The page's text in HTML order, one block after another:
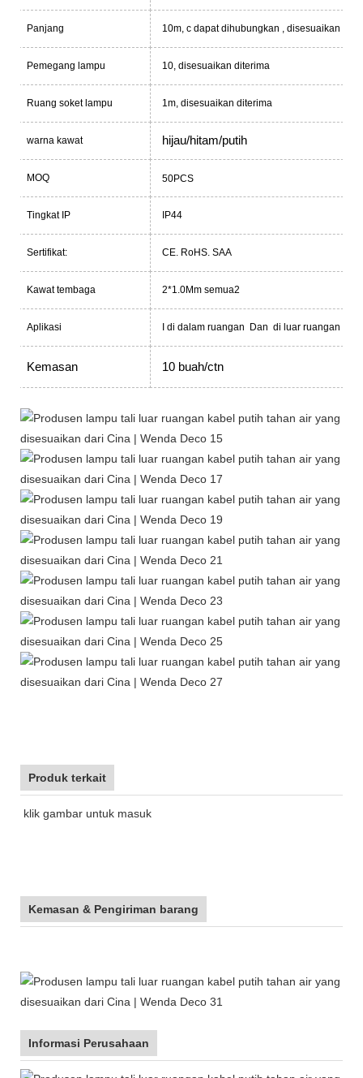
Panjang 10m, cdapat dihubungkan , disesuaikan
Pemegang lampu 10, disesuaikan diterima
Ruang soket lampu 1m, disesuaikan diterima
warna kawat hijau/hitam/putih
MOQ 50PCS
Tingkat IP IP44
Sertifikat: CE. RoHS.SAA
Kawat tembaga 2*1.0Mm semua2
Aplikasi I di dalam ruangan Dan di luar ruangan
Kemasan 10 buah/ctn
Produk terkait
klik gambar untuk masuk
Kemasan & Pengiriman barang
Informasi Perusahaan